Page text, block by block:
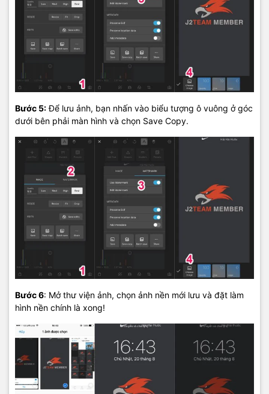
Bước 5:Để lưu ảnh, bạn nhấn vào biểu tượng ô vuông ở góc
dưới bên phải màn hình và chọn Save Copy.
Bước 6: Mở thư viện ảnh, chọn ảnh nền mới lưu và đặt làm
hình nền chính là xong!